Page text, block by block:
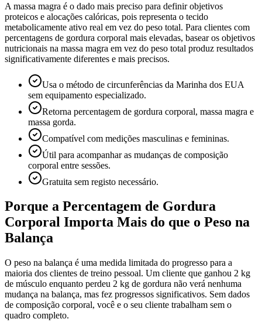
A massa magra é o dado mais preciso para definir objetivos
proteicos e alocações calóricas, pois representa o tecido
metabolicamente ativo real em vez do peso total. Para clientes com
percentagens de gordura corporal mais elevadas, basear os objetivos
nutricionais na massa magra em vez do peso total produz resultados
significativamente diferentes e mais precisos.
Usa o método de circunferências da Marinha dos EUA
sem equipamento especializado.
Retorna percentagem de gordura corporal, massa magra e
massa gorda.
Compatível com medições masculinas e femininas.
Útil para acompanhar as mudanças de composição
corporal entre sessões.
Gratuita sem registo necessário.
Porque a Percentagem de Gordura
Corporal Importa Mais do que o Peso na
Balança
O peso na balança é uma medida limitada do progresso para a
maioria dos clientes de treino pessoal. Um cliente que ganhou 2 kg
de músculo enquanto perdeu 2 kg de gordura não verá nenhuma
mudança na balança, mas fez progressos significativos. Sem dados
de composição corporal, você e o seu cliente trabalham sem o
quadro completo.